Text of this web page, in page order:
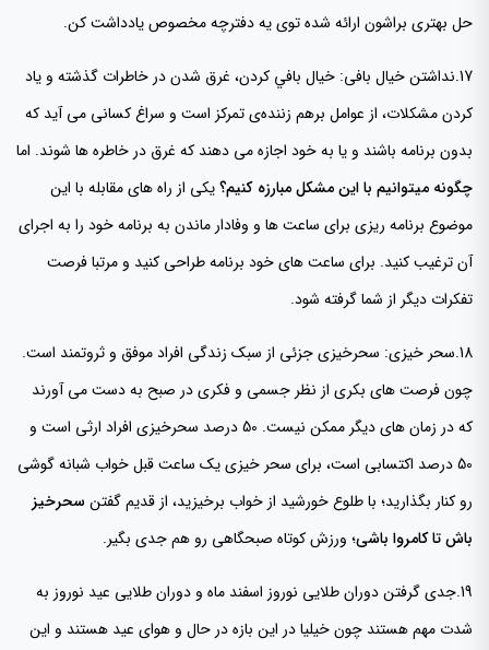
حل بهتری براشون ارائه شده توی یه دفترچه مخصوص یادداشت کن.
17.نداشتن خیال بافی: خيال بافي كردن، غرق شدن در خاطرات گذشته و ياد
كردن مشكلات، از عوامل برهم زننده‌ی تمركز است و سراغ كسانی می آيد كه
بدون برنامه باشند و يا به خود اجازه می دهند كه غرق در خاطره ها شوند. اما
چگونه ميتوانيم با اين مشكل مبارزه كنيم؟یکی از راه های مقابله با این
موضوع برنامه ریزی برای ساعت ها و وفادار ماندن به برنامه خود را به اجرای
آن ترغيب كنيد. برای ساعت های خود برنامه طراحی كنيد و مرتبا فرصت
تفكرات ديگر از شما گرفته شود.
18.سحر خیزی: سحرخیزی جزئی از سبک زندگی افراد موفق و ثروتمند است.
چون فرصت های بکری از نظر جسمی و فکری در صبح به دست می آورند
که در زمان های دیگر ممکن نیست. 50 درصد سحرخیزی افراد ارثی است و
50 درصد اکتسابی است، برای سحر خیزی یک ساعت قبل خواب شبانه گوشی
رو کنار بگذارید؛ با طلوع خورشید از خواب برخیزید، از قدیم گفتنسحرخیز
باش تا کامروا باشی؛ ورزش کوتاه صبحگاهی رو هم جدی بگیر.
19.جدی گرفتن دوران طلایی نوروز اسفند ماه و دوران طلایی عید نوروز به
شدت مهم هستند چون خیلیا در این بازه در حال و هوای عید هستند و این